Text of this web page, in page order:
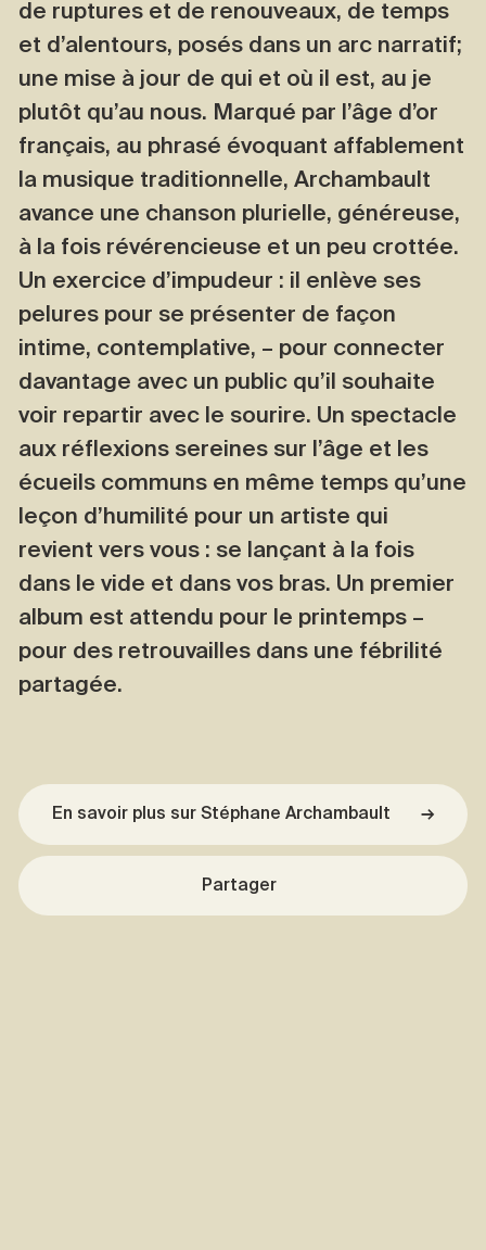
de ruptures et de renouveaux, de temps
et d’alentours, posés dans un arc narratif;
une mise à jour de qui et où il est, au je
plutôt qu’au nous. Marqué par l’âge d’or
français, au phrasé évoquant affablement
la musique traditionnelle, Archambault
avance une chanson plurielle, généreuse,
à la fois révérencieuse et un peu crottée.
Un exercice d’impudeur : il enlève ses
pelures pour se présenter de façon
intime, contemplative, – pour connecter
davantage avec un public qu’il souhaite
voir repartir avec le sourire. Un spectacle
aux réflexions sereines sur l’âge et les
écueils communs en même temps qu’une
leçon d’humilité pour un artiste qui
revient vers vous : se lançant à la fois
dans le vide et dans vos bras. Un premier
album est attendu pour le printemps –
pour des retrouvailles dans une fébrilité
partagée.
En savoir plus sur Stéphane Archambault →
Partager